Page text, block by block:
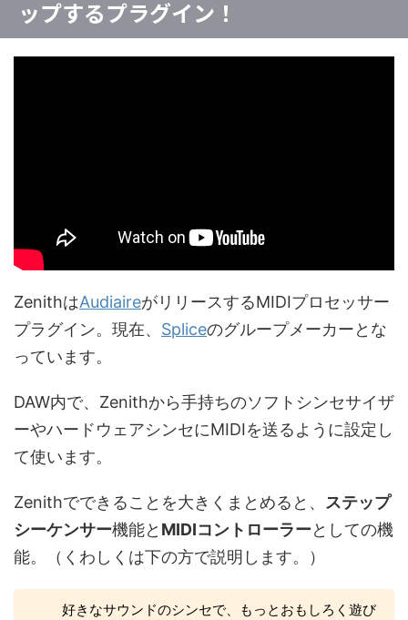
ップするプラグイン！
ZenithはAudiaireがリリースするMIDIプロセッサー
プラグイン。現在、 Spliceのグループメーカーとな
っています。
DAW内で、Zenithから手持ちのソフトシンセサイザ
ーやハードウェアシンセにMIDIを送るように設定し
て使います。
Zenithでできることを大きくまとめると、 ステップ
シーケンサー機能と MIDIコントローラーとしての機
能。（くわしくは下の方で説明します。）
好きなサウンドのシンセで、もっとおもしろく遊び